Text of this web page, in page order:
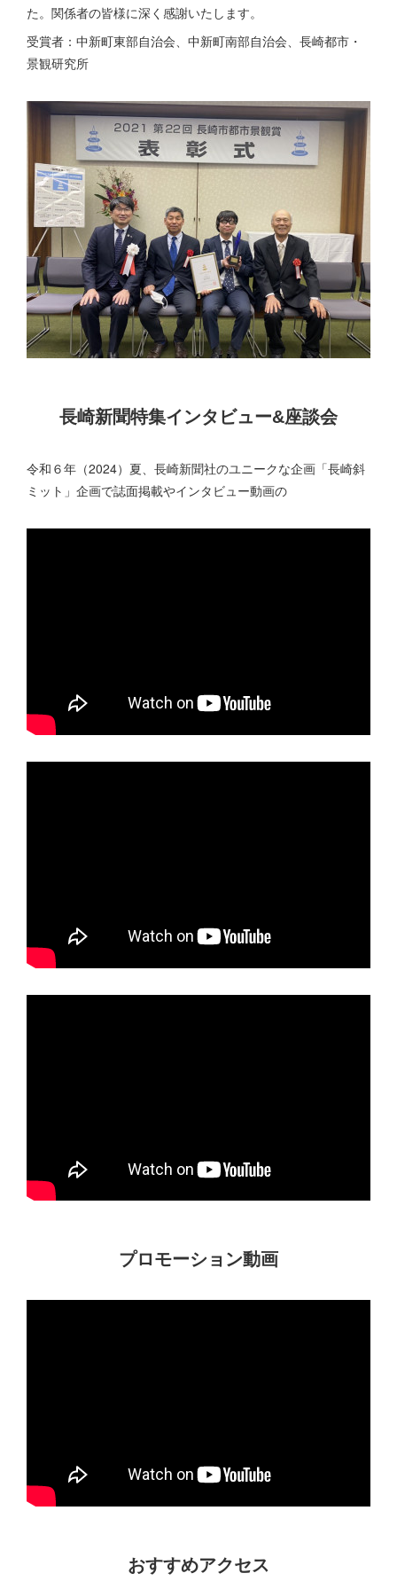
た。関係者の皆様に深く感謝いたします。
受賞者：中新町東部自治会、中新町南部自治会、長崎都市・
景観研究所
長崎新聞特集インタビュー&座談会
令和６年（2024）夏、長崎新聞社のユニークな企画「長崎斜
ミット」企画で誌面掲載やインタビュー動画の
プロモーション動画
おすすめアクセス